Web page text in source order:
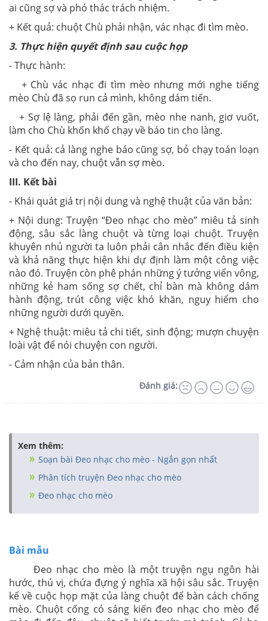
ai cũng sợ và phó thác trách nhiệm.
+ Kết quả: chuột Chù phải nhận, vác nhạc đi tìm mèo.
3. Thực hiện quyết định sau cuộc họp
- Thực hành:
+ Chù vác nhạc đi tìm mèo nhưng mới nghe tiếng
mèo Chù đã sọ run cả mình, không dám tiến.
+ Sợ lệ làng, phải đến gần, mèo nhe nanh, giơ vuốt,
làm cho Chù khốn khổ chạy về báo tin cho làng.
- Kết quả: cả làng nghe báo cũng sợ, bỏ chạy toán loạn
và cho đến nay, chuột vẫn sợ mèo.
III. Kết bài
- Khái quát giá trị nội dung và nghệ thuật của văn bản:
+ Nội dung: Truyện “Đeo nhạc cho mèo” miêu tả sinh
động, sâu sắc làng chuột và từng loại chuột. Truyện
khuyên nhủ người ta luôn phải cân nhắc đến điều kiện
và khả năng thực hiện khi dự định làm một công việc
nào đó. Truyện còn phê phán những ý tưởng viển vông,
những kẻ ham sống sợ chết, chỉ bàn mà không dám
hành động, trút công việc khó khăn, nguy hiểm cho
những người dưới quyền.
+ Nghệ thuật: miêu tả chi tiết, sinh động; mượn chuyện
loài vật để nói chuyện con người.
- Cảm nhận của bản thân.
Đánh giá:
Xem thêm:
Soạn bài Đeo nhạc cho mèo - Ngắn gọn nhất
Phân tích truyện Đeo nhạc cho mèo
Đeo nhạc cho mèo
Bài mẫu
Đeo nhạc cho mèo là một truyện ngụ ngôn hài
hước, thú vị, chứa đựng ý nghĩa xã hội sâu sắc. Truyện
kể về cuộc họp mặt của làng chuột để bàn cách chống
mèo. Chuột cống có sáng kiến đeo nhạc cho mèo để